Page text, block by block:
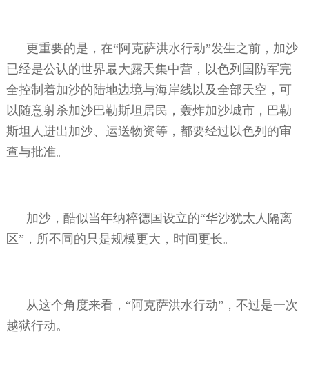
更重要的是，在“阿克萨洪水行动”发生之前，加沙
已经是公认的世界最大露天集中营，以色列国防军完
全控制着加沙的陆地边境与海岸线以及全部天空，可
以随意射杀加沙巴勒斯坦居民，轰炸加沙城市，巴勒
斯坦人进出加沙、运送物资等，都要经过以色列的审
查与批准。
加沙，酷似当年纳粹德国设立的“华沙犹太人隔离
区”，所不同的只是规模更大，时间更长。
从这个角度来看，“阿克萨洪水行动”，不过是一次
越狱行动。